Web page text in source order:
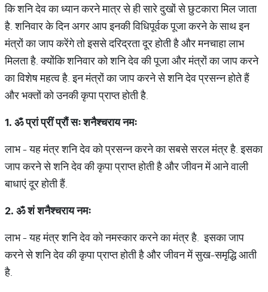
कि शनि देव का ध्यान करने मात्र से ही सारे दुखों से छुटकारा मिल जाता
है. शनिवार के दिन अगर आप इनकी विधिपूर्वक पूजा करने के साथ इन
मंत्रों का जाप करेंगे तो इससे दरिद्रता दूर होती है और मनचाहा लाभ
मिलता है. क्योंकि शनिवार को शनि देव की पूजा और मंत्रों का जाप करने
का विशेष महत्व है. इन मंत्रों का जाप करने से शनि देव प्रसन्न होते हैं
और भक्तों को उनकी कृपा प्राप्त होती है.
1. ॐप्रांप्रींप्रौंसःशनैश्चरायनमः
लाभ - यह मंत्र शनि देव को प्रसन्न करने का सबसे सरल मंत्र है. इसका
जाप करने से शनि देव की कृपा प्राप्त होती है और जीवन में आने वाली
बाधाएं दूर होती हैं.
2. ॐशंशनैश्चरायनमः
लाभ - यह मंत्र शनि देव को नमस्कार करने का मंत्र है. इसका जाप
करने से शनि देव की कृपा प्राप्त होती है और जीवन में सुख-समृद्धि आती
है.